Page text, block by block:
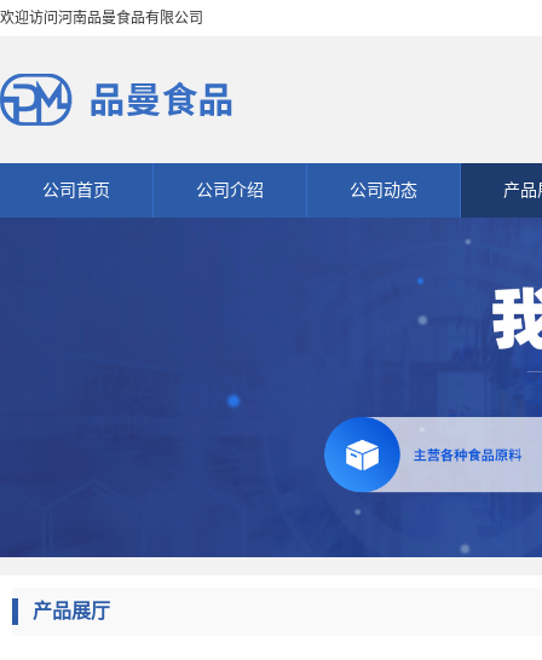
欢迎访问河南品曼食品有限公司
公司首页 公司介绍 公司动态 产品
产品展厅